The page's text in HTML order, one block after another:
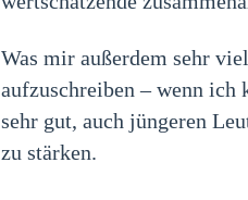
Was mir außerdem sehr
aufzuschreiben – wenn ich
sehr gut, auch jüngeren
zu stärken.